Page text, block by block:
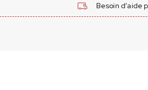
Besoin d'aide